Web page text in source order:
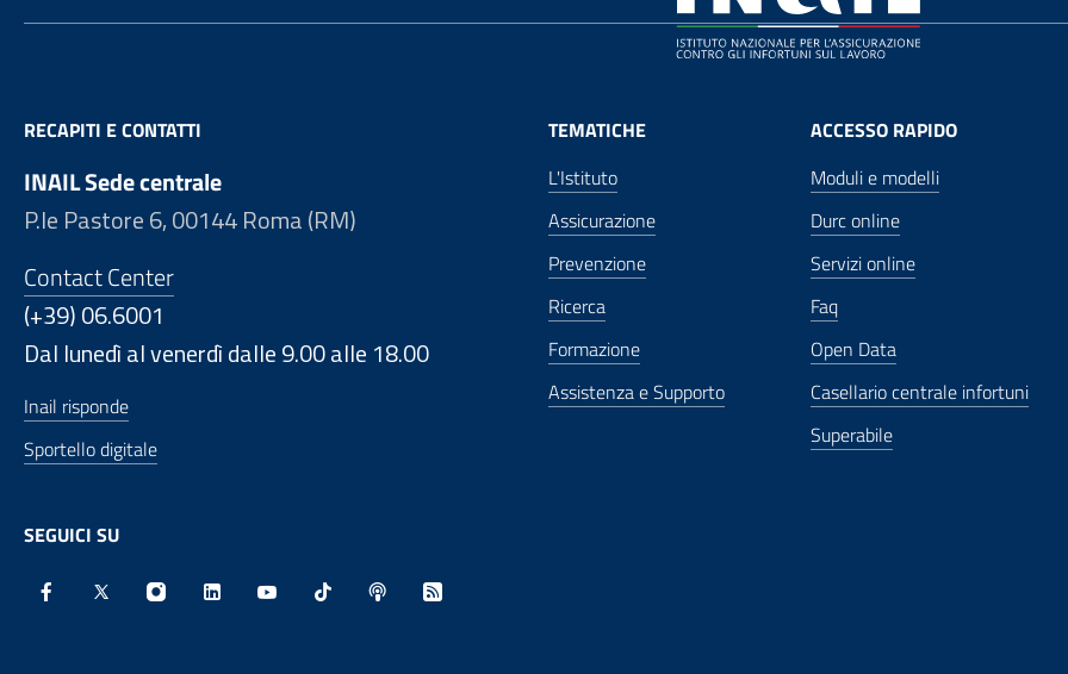
RECAPITI E CONTATTI
INAIL Sede centrale
P.le Pastore 6, 00144 Roma (RM)
Contact Center
(+39) 06.6001
Dal lunedì al venerdì dalle 9.00 alle 18.00
Inail risponde
Sportello digitale
SEGUICI SU
TEMATICHE
L'Istituto
Assicurazione
Prevenzione
Ricerca
Formazione
Assistenza e Supporto
ACCESSO RAPIDO
Moduli e modelli
Durc online
Servizi online
Faq
Open Data
Casellario centrale infortuni
Superabile